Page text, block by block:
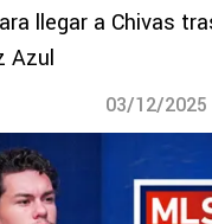
llegar a Chivas
Azul
03/12/